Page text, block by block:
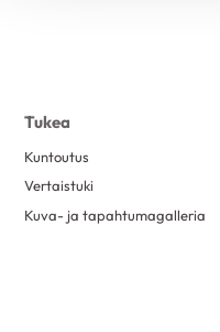
Tukea
Kuntoutus
Vertaistuki
Kuva- ja tapahtumagalleria